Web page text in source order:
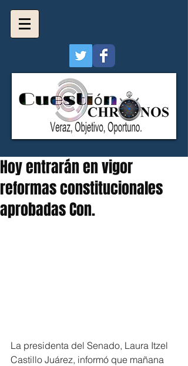
Hoy entrarán en vigor
reformas constitucionales
aprobadas Con.
La presidenta del Senado, Laura Itzel
Castillo Juárez, informó que mañana